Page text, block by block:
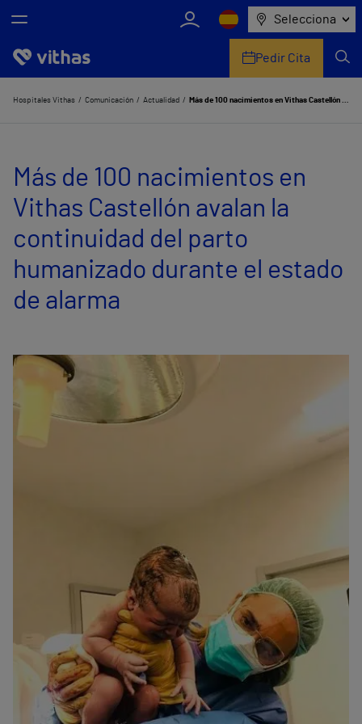
Selecciona
Nosotros
Servicios de salud
Equipo médico y asistencial
Comunicación
Pedir Cita
Hospitales Vithas Comunicación Actualidad Más de 100 nacimientos en Vithas Castellón avalan la continuidad del parto humanizado durante el estado de alarma
Más de 100 nacimientos en
Vithas Castellón avalan la
continuidad del parto
humanizado durante el estado
de alarma